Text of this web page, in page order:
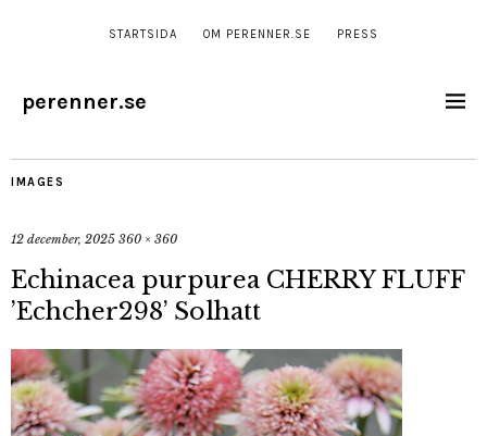
STARTSIDA OM PERENNER.SE PRESS
perenner.se
IMAGES
12 december, 2025 360 × 360
Echinacea purpurea CHERRY FLUFF
’Echcher298’ Solhatt